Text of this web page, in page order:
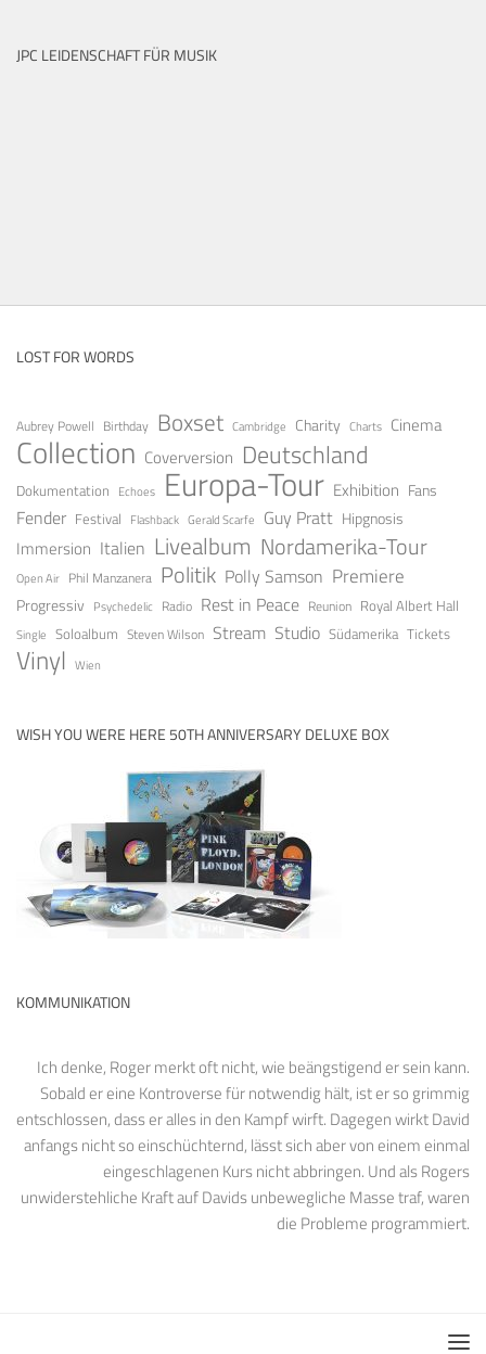
JPC LEIDENSCHAFT FÜR MUSIK
LOST FOR WORDS
Aubrey Powell Birthday Boxset Cambridge Charity Charts Cinema
Collection Coverversion Deutschland
Dokumentation Echoes Europa-Tour Exhibition Fans
Fender Festival Flashback Gerald Scarfe Guy Pratt Hipgnosis
Immersion Italien Livealbum Nordamerika-Tour
Open Air Phil Manzanera Politik Polly Samson Premiere
Progressiv Psychedelic Radio Rest in Peace Reunion Royal Albert Hall
Single Soloalbum Steven Wilson Stream Studio Südamerika Tickets
Vinyl Wien
WISH YOU WERE HERE 50TH ANNIVERSARY DELUXE BOX
KOMMUNIKATION
Ich denke, Roger merkt oft nicht, wie beängstigend er sein kann.
Sobald er eine Kontroverse für notwendig hält, ist er so grimmig
entschlossen, dass er alles in den Kampf wirft. Dagegen wirkt David
anfangs nicht so einschüchternd, lässt sich aber von einem einmal
eingeschlagenen Kurs nicht abbringen. Und als Rogers
unwiderstehliche Kraft auf Davids unbewegliche Masse traf, waren
die Probleme programmiert.